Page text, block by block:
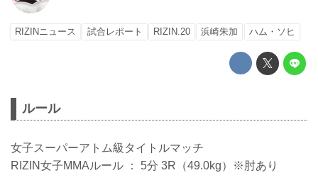
RIZINニュース 試合レポート RIZIN.20 浜崎朱加 ハム・ソヒ
ルール
女子スーパーアトム級タイトルマッチ
RIZIN女子MMAルール ： 5分 3R（49.0kg）※肘あり